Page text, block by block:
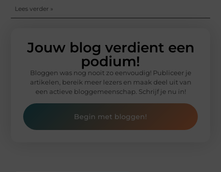
Lees verder »
Jouw blog verdient een
podium!
Bloggen was nog nooit zo eenvoudig! Publiceer je
artikelen, bereik meer lezers en maak deel uit van
een actieve bloggemeenschap. Schrijf je nu in!
Begin met bloggen!